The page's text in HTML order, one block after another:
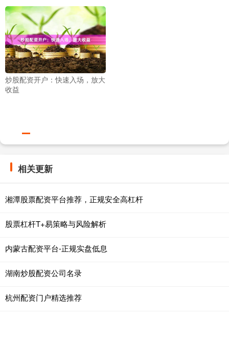
炒股配资开户：快速入场，放大
收益
相关更新
湘潭股票配资平台推荐，正规安全高杠杆
股票杠杆T+易策略与风险解析
内蒙古配资平台-正规实盘低息
湖南炒股配资公司名录
杭州配资门户精选推荐